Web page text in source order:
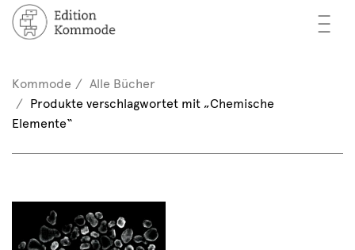
—
—
—
/ Registrieren
(0)
EN
Kommode
Alle Bücher
Produkte verschlagwortet mit „Chemische
Elemente“